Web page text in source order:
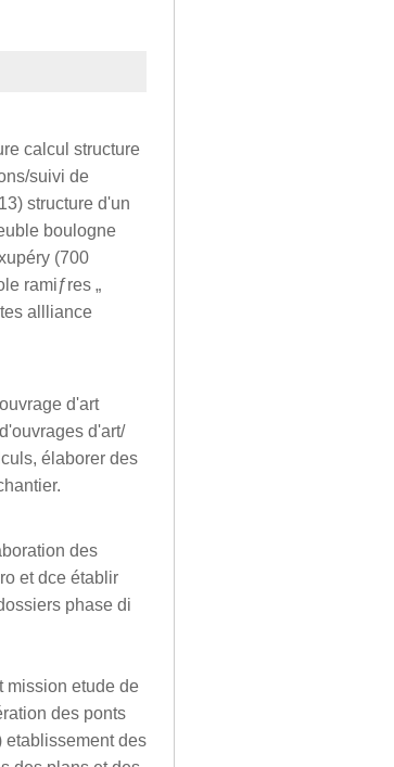
calcul structure
suivi de
structure d'un
boulogne
(700
ramiƒres „
allliance
d'art
d'art/
élaborer des
des
et dce établir
phase di
mission etude de
des ponts
etablissement des